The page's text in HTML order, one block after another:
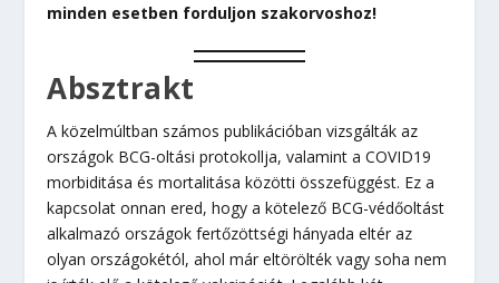
minden esetben forduljon szakorvoshoz!
Absztrakt
A közelmúltban számos publikációban vizsgálták az
országok BCG-oltási protokollja, valamint a COVID19
morbiditása és mortalitása közötti összefüggést. Ez a
kapcsolat onnan ered, hogy a kötelező BCG-védőoltást
alkalmazó országok fertőzöttségi hányada eltér az
olyan országokétól, ahol már eltörölték vagy soha nem